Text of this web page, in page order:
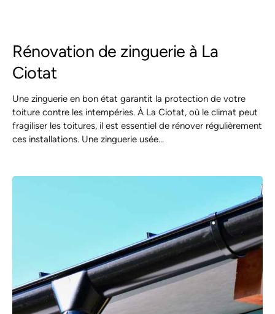
Rénovation de zinguerie à La
Ciotat
Une zinguerie en bon état garantit la protection de votre
toiture contre les intempéries. À La Ciotat, où le climat peut
fragiliser les toitures, il est essentiel de rénover régulièrement
ces installations. Une zinguerie usée